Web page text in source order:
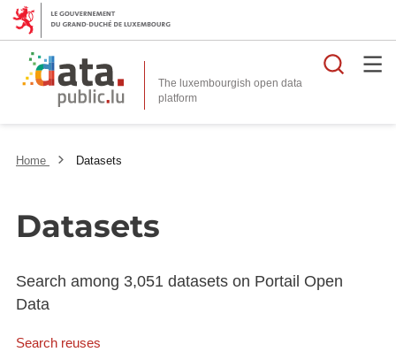
The luxembourgish open data
platform
Home Datasets
Datasets
Search among 3,051 datasets on Portail Open
Data
Search reuses